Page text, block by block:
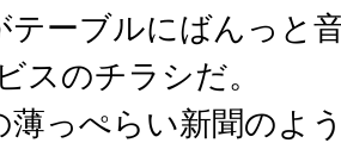
テーブルにばんっと
スのチラシだ。
薄っぺらい新聞のよ